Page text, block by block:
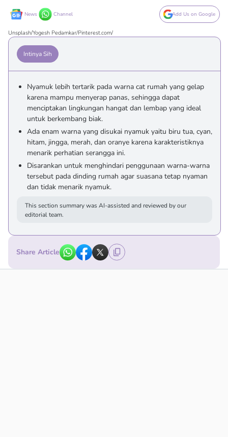
News Channel Add Us on Google
Unsplash/Yogesh Pedamkar/Pinterest.com/
Intinya Sih
Nyamuk lebih tertarik pada warna cat rumah yang gelap
karena mampu menyerap panas, sehingga dapat
menciptakan lingkungan hangat dan lembap yang ideal
untuk berkembang biak.
Ada enam warna yang disukai nyamuk yaitu biru tua, cyan,
hitam, jingga, merah, dan oranye karena karakteristiknya
menarik perhatian serangga ini.
Disarankan untuk menghindari penggunaan warna-warna
tersebut pada dinding rumah agar suasana tetap nyaman
dan tidak menarik nyamuk.
This section summary was AI-assisted and reviewed by our
editorial team.
Share Article